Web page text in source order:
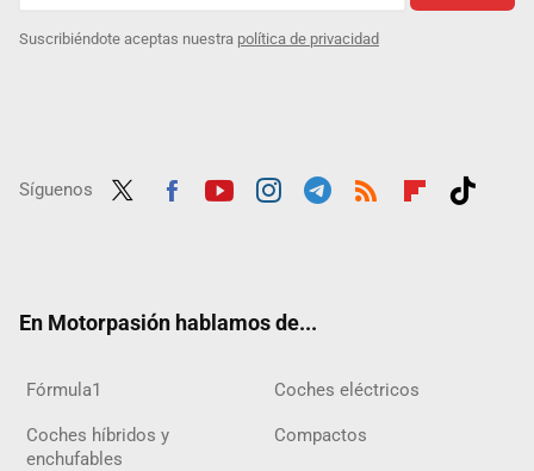
Suscribiéndote aceptas nuestra política de privacidad
Síguenos
En Motorpasión hablamos de...
Fórmula1 Coches eléctricos
Coches híbridos y
enchufables
Compactos